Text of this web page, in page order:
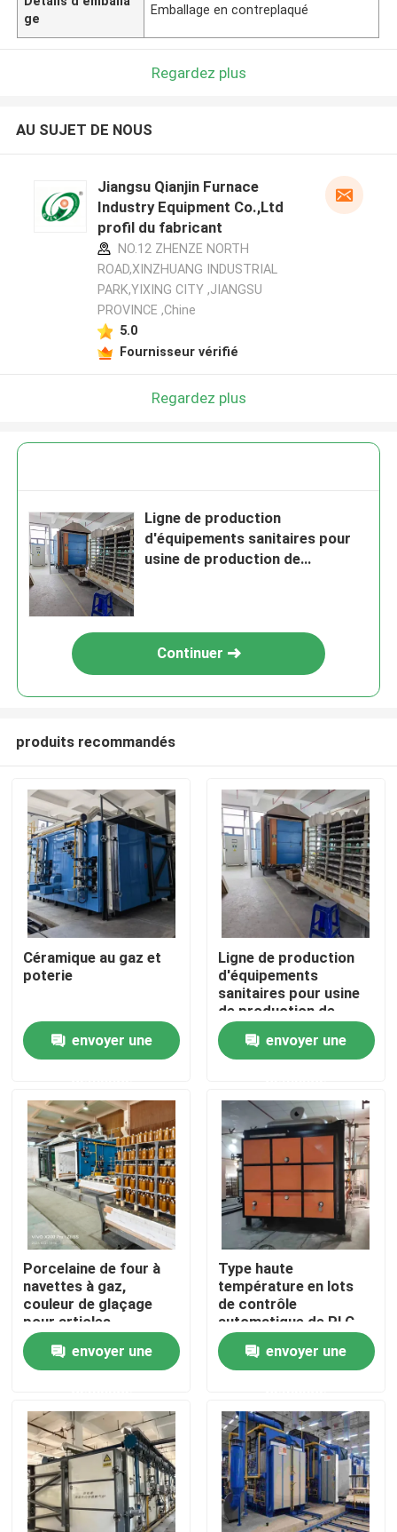
Au sujet de nous
Visite d'usine
Contrôle de qualité
Nouvelles
Cas
Demandez une citation
four à sole de rouleau
Four poussoir
ge
Emballage en contreplaqué
Regardez plus
AU SUJET DE NOUS
Jiangsu Qianjin Furnace
Industry Equipment Co.,Ltd
profil du fabricant
NO.12 ZHENZE NORTH
ROAD,XINZHUANG INDUSTRIAL
PARK,YIXING CITY ,JIANGSU
PROVINCE ,Chine
5.0
Fournisseur vérifié
Regardez plus
Ligne de production
d'équipements sanitaires pour
usine de production de
Continuer
produits recommandés
Céramique au gaz et
poterie
envoyer une
Ligne de production
d'équipements
sanitaires pour usine
de production de
céramique Tunnel
d'usine de production
d'équipements
toilettes
envoyer une
Porcelaine de four à
navettes à gaz,
couleur de glaçage
pour articles
sanitaires
envoyer une
Type haute
température en lots
de contrôle
automatique de PLC
de four à navette de
mise à feuenvoyer une